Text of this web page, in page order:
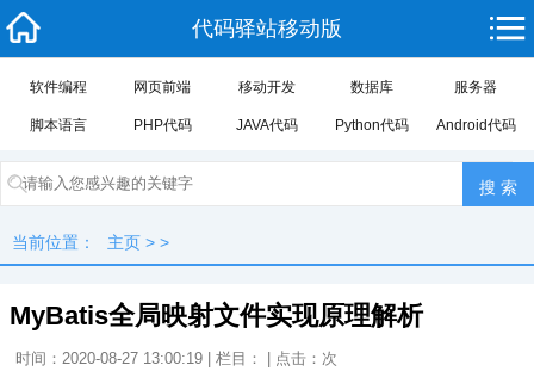
代码驿站移动版
软件编程 网页前端 移动开发 数据库 服务器
脚本语言 PHP代码 JAVA代码 Python代码 Android代码
当前位置： 主页 > >
MyBatis全局映射文件实现原理解析
时间：2020-08-27 13:00:19 | 栏目： | 点击： 次